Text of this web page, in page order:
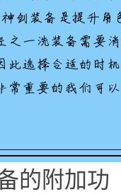
的附加功